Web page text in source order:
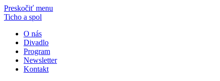
Preskočiť menu
Ticho a spol
O nás
Divadlo
Program
Newsletter
Kontakt